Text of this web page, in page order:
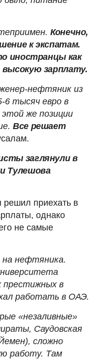
Конечно,
к экспатам.
иностранцы как
зарплату.
нефтяник из
6 тысяч евро в
же позиции
Все решает
заглянули в
Тулешова
приехать в
однако
не самые
нефтяника.
престижных в
работать в ОАЭ.
«незаливные»
Саудовская
сложно
работу. Там